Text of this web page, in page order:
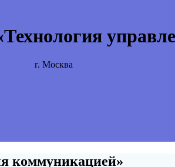
г. Москва
коммуникацией»